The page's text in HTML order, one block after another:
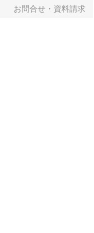
お問合せ・資料請求